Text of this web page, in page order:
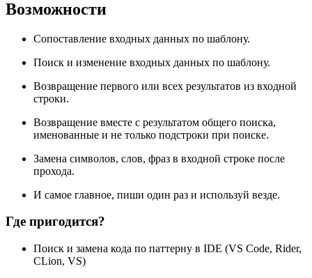
Возможности
Сопоставление входных данных по шаблону.
Поиск и изменение входных данных по шаблону.
Возвращение первого или всех результатов из входной
строки.
Возвращение вместе с результатом общего поиска,
именованные и не только подстроки при поиске.
Замена символов, слов, фраз в входной строке после
прохода.
И самое главное, пиши один раз и используй везде.
Где пригодится?
Поиск и замена кода по паттерну в IDE (VS Code, Rider,
CLion, VS)